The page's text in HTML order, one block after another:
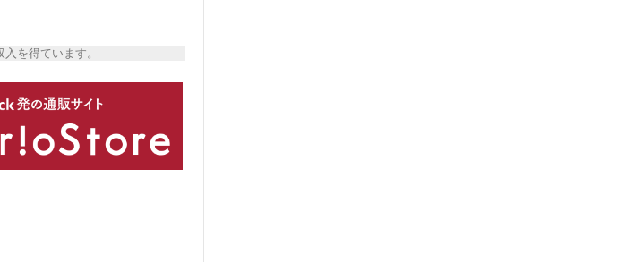
を得ています。